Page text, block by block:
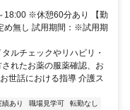
18:00 ※休憩60分あり 【勤
め無し 試用期間：※試用期
ルチェックやリハビリ・
れたお薬の服薬確認、お
世話における指導 介護ス
あり 職場見学可
転勤なし